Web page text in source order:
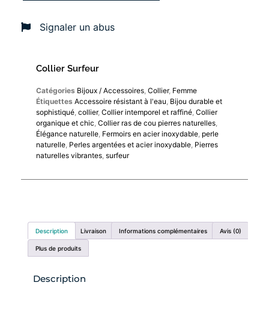
Signaler un abus
Collier Surfeur
Catégories Bijoux / Accessoires, Collier, Femme
Étiquettes Accessoire résistant à l'eau, Bijou durable et
sophistiqué, collier, Collier intemporel et raffiné, Collier
organique et chic, Collier ras de cou pierres naturelles,
Élégance naturelle, Fermoirs en acier inoxydable, perle
naturelle, Perles argentées et acier inoxydable, Pierres
naturelles vibrantes, surfeur
Description Livraison Informations complémentaires Avis (0)
Plus de produits
Description